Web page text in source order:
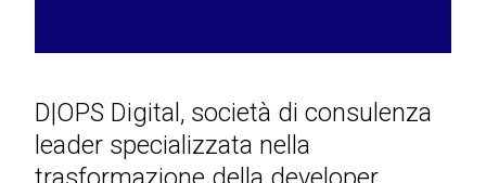
D|OPS Digital, società di consulenza
leader specializzata nella